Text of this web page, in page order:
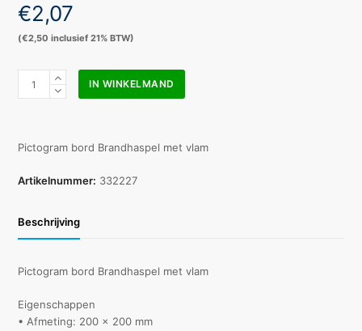
€2,07
(€2,50 inclusief 21% BTW)
Pictogram
vlam
aantal
IN WINKELMAND
Pictogram bord Brandhaspel met vlam
Artikelnummer: 332227
Beschrijving
Pictogram bord Brandhaspel met vlam
Eigenschappen
• Afmeting: 200 x 200 mm